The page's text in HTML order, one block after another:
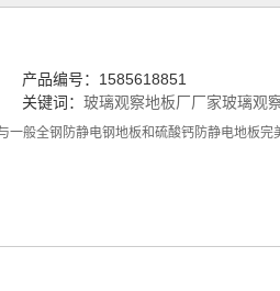
产品编号：1585618851
关键词： 玻璃观察地板厂厂家玻璃观
般全钢防静电钢地板和硫酸钙防静电地板完